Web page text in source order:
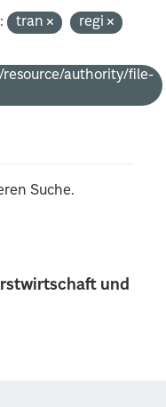
und
tran
regi
authority/file-
Suche.